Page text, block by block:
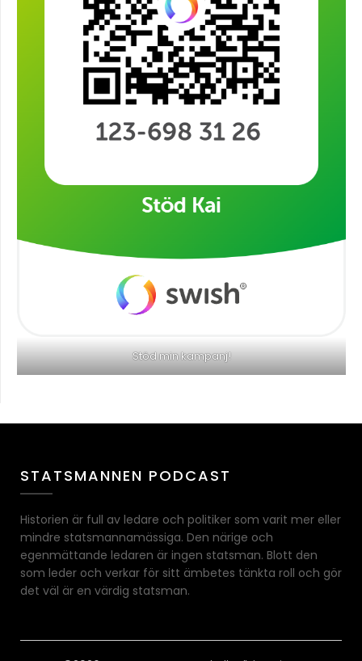
Stöd min kampanj!
STATSMANNEN PODCAST
Historien är full av ledare och politiker som varit mer eller
mindre statsmannamässiga. Den närige och
egenmättande ledaren är ingen statsman. Blott den
som leder och verkar för sitt ämbetes tänkta roll och gör
det väl är en värdig statsman.